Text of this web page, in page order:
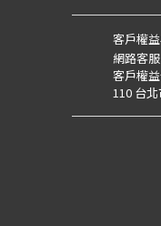
客戶權
網路客服
客戶權益
110 台